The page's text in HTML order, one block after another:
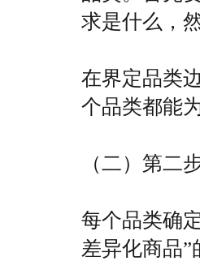
求是什么，
在界定品类
个品类都能
（二）第二
每个品类确
差异化商品